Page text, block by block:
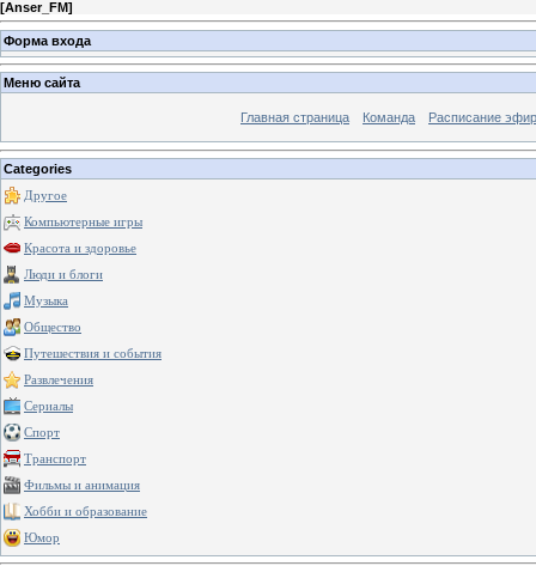
[Anser_FM]
Форма входа
Меню сайта
Главная страница Команда Расписание
Categories
Другое
Компьютерные игры
Красота и здоровье
Люди и блоги
Музыка
Общество
Путешествия и события
Развлечения
Сериалы
Спорт
Транспорт
Фильмы и анимация
Хобби и образование
Юмор